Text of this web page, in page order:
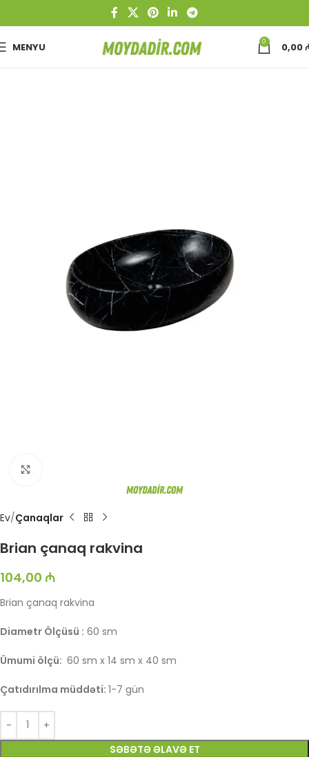
MENYU 0 0,00
Ev Çanaqlar
Brian çanaq rakvina
104,00 ₼
Brian çanaq rakvina
Diametr Ölçüsü : 60 sm
Ümumi ölçü: 60 sm x 14 sm x 40 sm
Çatıdırılma müddəti: 1-7 gün
SƏBƏTƏ ƏLAVƏ ET